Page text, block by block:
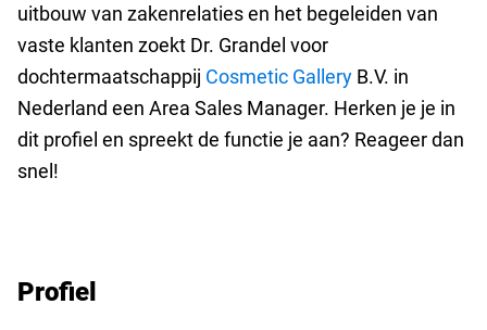
uitbouw van zakenrelaties en het begeleiden van
vaste klanten zoekt Dr. Grandel voor
dochtermaatschappij Cosmetic Gallery B.V. in
Nederland een Area Sales Manager. Herken je je in
dit profiel en spreekt de functie je aan? Reageer dan
snel!
Profiel